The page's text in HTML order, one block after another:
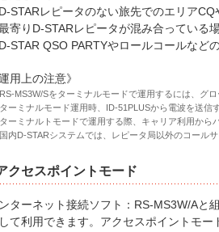
D-STARレピータのない旅先でのエリア
最寄りD-STARレピータが混み合っている
D-STAR QSO PARTYやロールコールなど
運用上の注意》
RS-MS3W/Sをターミナルモードで運用するには、グロ
ターミナルモード運用時、ID-51PLUSから電波を送信
ターミナルトモードで運用する際、キャリア利用から
国内D-STARシステムでは、レピータ局以外のコール
クセスポイントモード
ターネット接続ソフト：RS-MS3W/Aと
て利用できます。アクセスポイントモ